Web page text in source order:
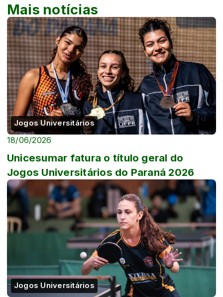
Mais notícias
Jogos Universitários
18/06/2026
Unicesumar fatura o título geral do
Jogos Universitários do Paraná 2026
Jogos Universitários